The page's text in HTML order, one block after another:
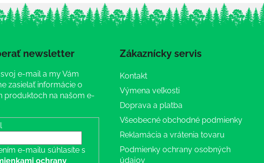
newsletter
e-mail a my Vám
zasielať informácie o
produktoch na našom e-
e-mailu súhlasíte s
ochrany
Zákaznícky servis
Kontakt
Výmena veľkosti
Doprava a platba
Všeobecné obchodné podmienky
Reklamácia a vrátenia tovaru
Podmienky ochrany osobných
údajov